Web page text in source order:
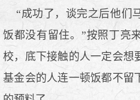
“成功了，谈完之后他们
饭都没有留住。”按照丁亮
校，底下接触的人一定会想
基金会的人连一顿饭都不留